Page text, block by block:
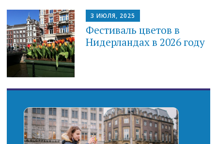
3 ИЮЛЯ, 2025
Фестиваль цветов в
Нидерландах в 2026 году